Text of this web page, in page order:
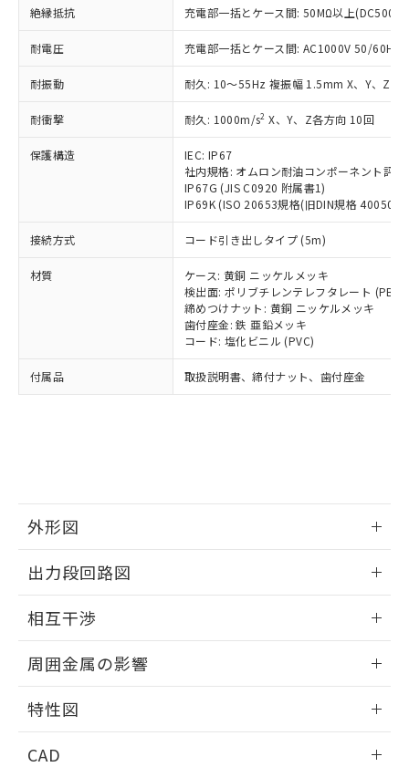
絶縁抵抗 充電部一括とケース間: 50MΩ以上(DC500V
耐電圧 充電部一括とケース間: AC1000V 50/60Hz
耐振動 耐久: 10～55Hz 複振幅 1.5mm X、Y、Z各
耐衝撃 耐久: 1000m/s2 X、Y、Z各方向 10回
保護構造
IEC: IP67
社内規格: オムロン耐油コンポーネント評
IP67G (JIS C0920 附属書1)
IP69K (ISO 20653規格(旧DIN規格 40050
接続方式 コード引き出しタイプ (5m)
材質
ケース: 黄銅 ニッケルメッキ
検出面: ポリブチレンテレフタレート (PBT)
締めつけナット: 黄銅 ニッケルメッキ
歯付座金: 鉄 亜鉛メッキ
コード: 塩化ビニル (PVC)
付属品 取扱説明書、締付ナット、歯付座金
外形図
外形図
出力段回路図
出力段回路図
相互干渉
相互干渉
周囲金属の影響
周囲金属の影響
特性図
CAD
在庫状況および標準価格照会結果は、
記載している更新日時点での社内デー
タに基づき作成されるものであり、閲
覧された時点での実際の在庫および標
準価格とは異なる場合があることをご
正式な納期状況および標準価格はお客
様のお取引先、またはお客様担当のオ
ムロン制御機器販売店・当社販売員に
ご相談ください。
オムロン制御機器販売店や当社販売拠
販売ネットワーク
」をご確認
在庫状況および標準価格結果を当社の
事前の承諾なく第三者に漏洩または開
示しないようお願いします。
マイパーツ機能（部品リスト作成サー
ビス）をご利用いただくには、I-Web
メンバーズにご登録されている必要が
お客様が当ウェブサイト上で当社にご
用者の範囲」に記載されている法人を
指します。
むを得ず変更することがあります。
*EU RoHS指令（10物質）：
鉛(Pb) 1000ppm以下、 水銀(Hg) 1000ppm以下、 カド
ミウム(Cd) 100ppm以下、
六価クロム(Cr(Ⅵ)) 1000ppm以下、ポリ臭化ビフェニル
(PBDE) 1000ppm以下、フタル酸ビス(2-エチルヘキシ
ル) (DEHP)(別名：DOP) 1000ppm以下、フタル酸ブチ
ルベンジル（BBP） 1000ppm以下、フタル酸ジブチル
（DBP） 1000ppm以下、フタル酸ジイソブチル
但し、RoHS指令で産業用監視および制御機器に対する
フタル酸エステル類の４物質については閾値を超える意
図的な使用がないことを確認しています。
部品在庫の切り替え状況などにより、予定
月が前後することがあります。
EU RoHS指令（10物質）の非含有証明書
51物質の非含有証明書（当社基準）
るもので、過去に遡って非含有を証明する
ものではありません。
また、RoHS指令のフタル酸エステル類４
物質の対応では、対応完了までの期間は出
荷製品に未対応品が混在することから備考
欄に対応日を記載しておりました。
既に当社にて対応品への在庫切替を完了
り、2022年1月12日より割愛しておりま
す。
い合わせください。
Cr(Ⅵ)(六価クロム) : 1000ppm、 PBBs(ポリ臭化ビフェ
ニル類) : 1000ppm、 PBDEs(ポリ臭化ジフェニルエーテ
DBP(フタル酸ジブチル) : 1000ppm、 DIBP(フタル酸ジ
イソブチル) : 1000ppm、 BBP(フタル酸ブチルベンジ
DEHP(フタル酸ビス(2-エチルヘキシル)) : 1000ppm
※2 環境保護使用期限
「ｅ」：有害物質（10物質）のすべてが基
準値以下であることを示します。
「10」：通常の使用状況下において有害物
質が外部に漏えいし、環境に深刻な影響を
及ぼさない年数を意味します。
「－」：未確認です。当社販売部門へお問
為替および外国貿易法に定める商品
（以下｢規制貨物等」という）を輸出
または国外への提供する場合は、日本
国政府の輸出許可(または役務取引許
可)を取得するなどの必要な手続きを
当社は規制貨物を破棄する場合は、完
全に破砕するなど、違法に輸出されな
いよう必要な手段を講じます。
当社は貴社製品を、核兵器、ミサイ
ル、化学兵器、生物兵器またはその他
武器並びにこれらの製造装置等に一切
使用いたしません。
当社は、貴社製品を第三者に販売する
場合は、上記1、2および3の内容を当
該第三者に通知します。また当社は、
販売先および販売に係わる関係者が違
法に輸出するおそれがある場合は、取
一定数以上の在庫あり
一定数には満たないが在庫あり
在庫なし(最新の在庫状況につ
いては、お客様のお取引先、ま
たはお客様担当のオムロン制御
機器販売店・当社販売員にご確
認ください)
受注生産機種、また在庫状況の
情報を公開していない機種